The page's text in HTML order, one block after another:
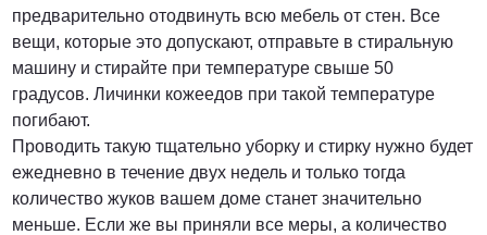
предварительно отодвинуть всю мебель от стен. Все
вещи, которые это допускают, отправьте в стиральную
машину и стирайте при температуре свыше 50
градусов. Личинки кожеедов при такой температуре
погибают.
Проводить такую тщательно уборку и стирку нужно будет
ежедневно в течение двух недель и только тогда
количество жуков вашем доме станет значительно
меньше. Если же вы приняли все меры, а количество